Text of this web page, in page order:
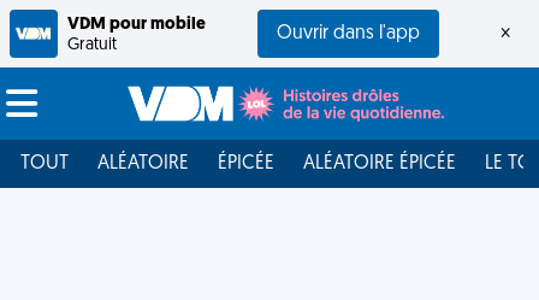
VDM pour mobile
Gratuit
Ouvrir dans l'app ×
TOUT ALÉATOIRE ÉPICÉE ALÉATOIRE ÉPICÉE LE